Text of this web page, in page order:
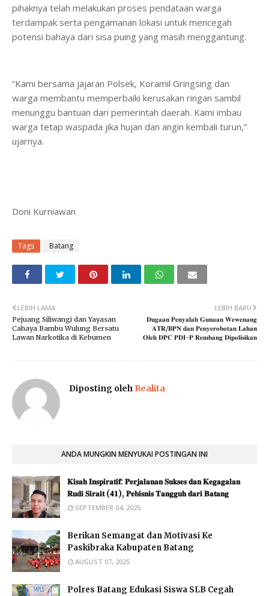
pihaknya telah melakukan proses pendataan warga
terdampak serta pengamanan lokasi untuk mencegah
potensi bahaya dari sisa puing yang masih menggantung.
“Kami bersama jajaran Polsek, Koramil Gringsing dan
warga membantu memperbaiki kerusakan ringan sambil
menunggu bantuan dari pemerintah daerah. Kami imbau
warga tetap waspada jika hujan dan angin kembali turun,”
ujarnya.
Doni Kurniawan
Tags Batang
LEBIH BARU
𝐃𝐮𝐠𝐚𝐚𝐧 𝐏𝐞𝐧𝐲𝐚𝐥𝐚𝐡 𝐆𝐮𝐧𝐚𝐚𝐧 𝐖𝐞𝐰𝐞𝐧𝐚𝐧𝐠
𝐀𝐓𝐑/𝐁𝐏𝐍 𝐝𝐚𝐧 𝐏𝐞𝐧𝐲𝐞𝐫𝐨𝐛𝐨𝐭𝐚𝐧 𝐋𝐚𝐡𝐚𝐧
𝐎𝐥𝐞𝐡 𝐃𝐏𝐂 𝐏𝐃𝐈-𝐏 𝐑𝐞𝐦𝐛𝐚𝐧𝐠 𝐃𝐢𝐩𝐨𝐥𝐢𝐬𝐢𝐤𝐚𝐧
LEBIH LAMA
Pejuang Siliwangi dan Yayasan
Cahaya Bambu Wulung Bersatu
Lawan Narkotika di Kebumen
Diposting oleh Realita
ANDA MUNGKIN MENYUKAI POSTINGAN INI
𝐊𝐢𝐬𝐚𝐡 𝐈𝐧𝐬𝐩𝐢𝐫𝐚𝐭𝐢𝐟: 𝐏𝐞𝐫𝐣𝐚𝐥𝐚𝐧𝐚𝐧 𝐒𝐮𝐤𝐬𝐞𝐬 𝐝𝐚𝐧 𝐊𝐞𝐠𝐚𝐠𝐚𝐥𝐚𝐧
𝐑𝐮𝐝𝐢 𝐒𝐢𝐫𝐚𝐢𝐭 (𝟒𝟏), 𝐏𝐞𝐛𝐢𝐬𝐧𝐢𝐬 𝐓𝐚𝐧𝐠𝐠𝐮𝐡 𝐝𝐚𝐫𝐢 𝐁𝐚𝐭𝐚𝐧𝐠
SEPTEMBER 04, 2025
Berikan Semangat dan Motivasi Ke
Paskibraka Kabupaten Batang
AUGUST 07, 2025
Polres Batang Edukasi Siswa SLB Cegah